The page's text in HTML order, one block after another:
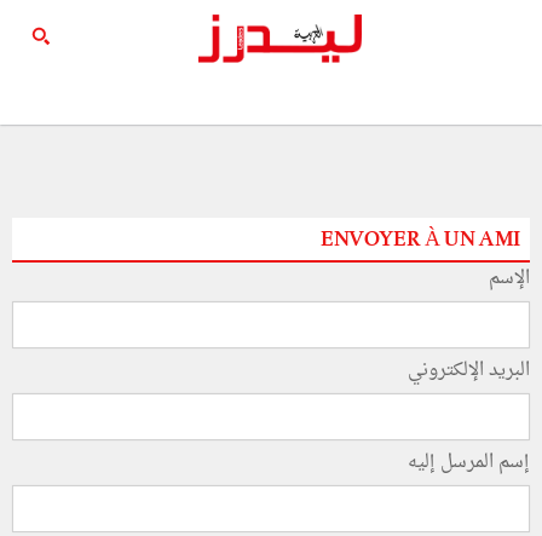
ENVOYER À UN AMI
الإسم
البريد الإلكتروني
إسم المرسل إليه